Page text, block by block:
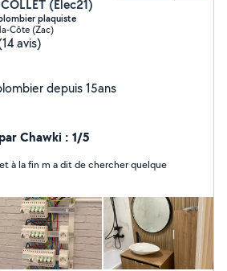
(Elec21)
plaquiste
Côte (Zac)
avis)
depuis 15ans
Chawki : 1/5
à la fin m a dit de chercher quelque